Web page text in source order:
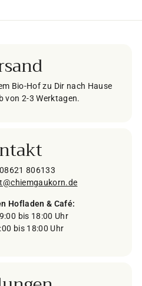
Bio-Hof zu Dir nach Hause
von 2-3 Werktagen.
08621 806133
Hofladen & Café:
bis 18:00 Uhr
bis 18:00 Uhr